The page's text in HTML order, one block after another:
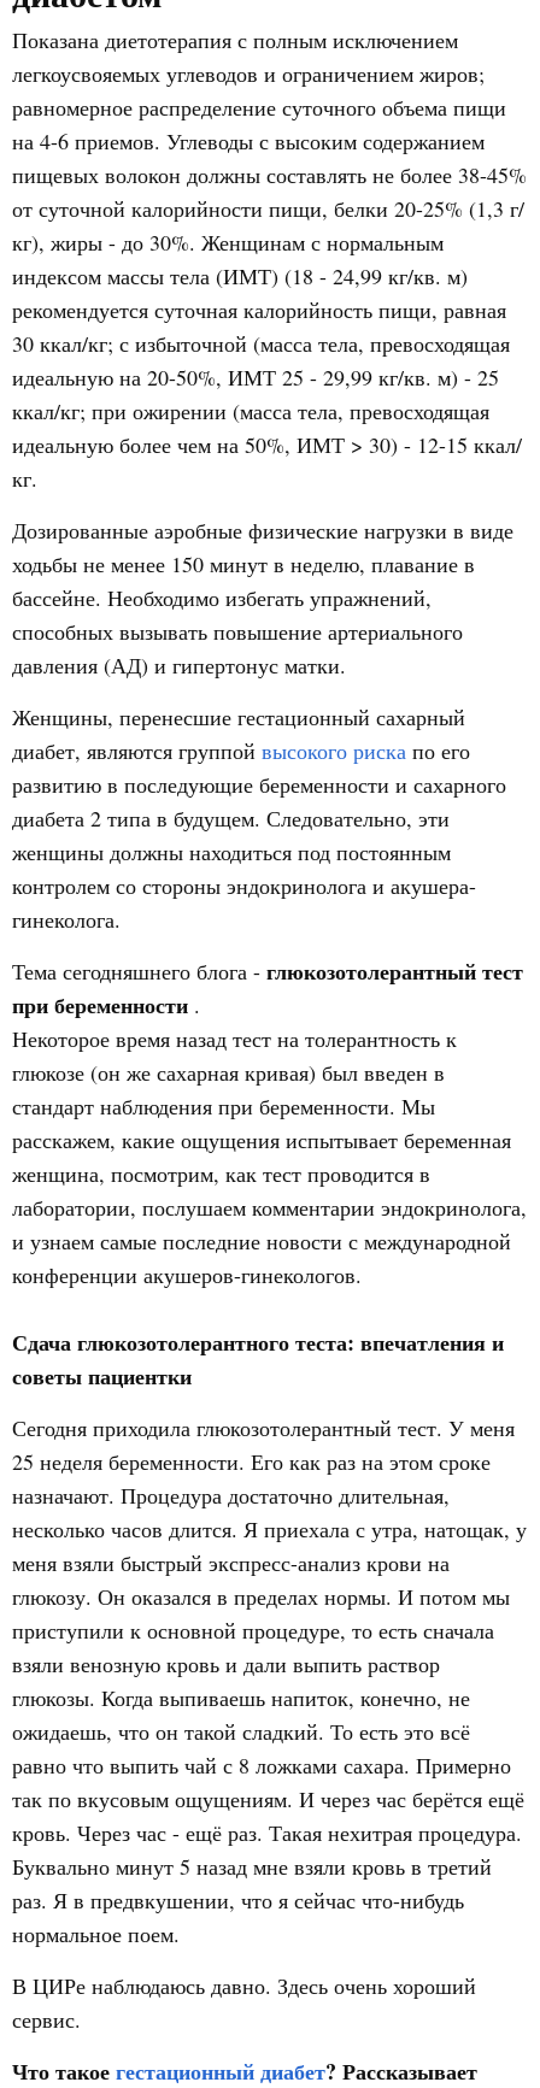
Показана диетотерапия с полным исключением
легкоусвояемых углеводов и ограничением жиров;
равномерное распределение суточного объема пищи
на 4-6 приемов. Углеводы с высоким содержанием
пищевых волокон должны составлять не более 38-45%
от суточной калорийности пищи, белки 20-25% (1,3 г/
кг), жиры - до 30%. Женщинам с нормальным
индексом массы тела (ИМТ) (18 - 24,99 кг/кв. м)
рекомендуется суточная калорийность пищи, равная
30 ккал/кг; с избыточной (масса тела, превосходящая
идеальную на 20-50%, ИМТ 25 - 29,99 кг/кв. м) - 25
ккал/кг; при ожирении (масса тела, превосходящая
идеальную более чем на 50%, ИМТ > 30) - 12-15 ккал/
кг.
Дозированные аэробные физические нагрузки в виде
ходьбы не менее 150 минут в неделю, плавание в
бассейне. Необходимо избегать упражнений,
способных вызывать повышение артериального
давления (АД) и гипертонус матки.
Женщины, перенесшие гестационный сахарный
диабет, являются группой высокого риска по его
развитию в последующие беременности и сахарного
диабета 2 типа в будущем. Следовательно, эти
женщины должны находиться под постоянным
контролем со стороны эндокринолога и акушера-
гинеколога.
Тема сегодняшнего блога - глюкозотолерантный тест
при беременности .
Некоторое время назад тест на толерантность к
глюкозе (он же сахарная кривая) был введен в
стандарт наблюдения при беременности. Мы
расскажем, какие ощущения испытывает беременная
женщина, посмотрим, как тест проводится в
лаборатории, послушаем комментарии эндокринолога,
и узнаем самые последние новости с международной
конференции акушеров-гинекологов.
Сдача глюкозотолерантного теста: впечатления и
советы пациентки
Сегодня приходила глюкозотолерантный тест. У меня
25 неделя беременности. Его как раз на этом сроке
назначают. Процедура достаточно длительная,
несколько часов длится. Я приехала с утра, натощак, у
меня взяли быстрый экспресс-анализ крови на
глюкозу. Он оказался в пределах нормы. И потом мы
приступили к основной процедуре, то есть сначала
взяли венозную кровь и дали выпить раствор
глюкозы. Когда выпиваешь напиток, конечно, не
ожидаешь, что он такой сладкий. То есть это всё
равно что выпить чай с 8 ложками сахара. Примерно
так по вкусовым ощущениям. И через час берётся ещё
кровь. Через час - ещё раз. Такая нехитрая процедура.
Буквально минут 5 назад мне взяли кровь в третий
раз. Я в предвкушении, что я сейчас что-нибудь
нормальное поем.
В ЦИРе наблюдаюсь давно. Здесь очень хороший
сервис.
Что такоегестационный диабет? Рассказывает